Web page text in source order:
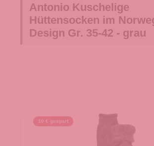
Antonio Kuschelige
Hüttensocken im
Design Gr. 35-42 - grau
10 € gespart